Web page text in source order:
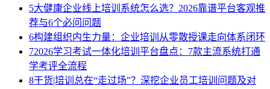
5大健康企业线上培训系统怎么选？2026靠谱平台客观推
荐与6个必问问题
6构建组织内生力量：企业培训从零散授课走向体系闭环
72026学习考试一体化培训平台盘点：7款主流系统打通
学考评全流程
8干货|培训总在“走过场”？深挖企业员工培训问题及对